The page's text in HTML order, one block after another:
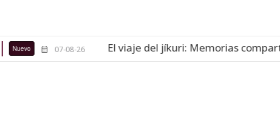
07-08-26 El viaje del jíkuri: Memorias compartidas